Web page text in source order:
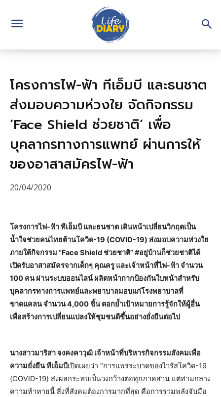
โครงการไฟ-ฟ้า ทีเอ็มบี และธนชาต
ส่งมอบความห่วงใย จัดกิจกรรม
‘Face Shield ช่วยชาติ’ เพื่อ
บุคลากรทางการแพทย์ ผ่านการให้
ของอาสาสมัครไฟ-ฟ้า
20/04/2020
โครงการไฟ-ฟ้า ทีเอ็มบี และธนชาต เดินหน้าเปลี่ยนวิกฤตเป็น
น้ำใจช่วยคนไทยต้านโควิด-19 (COVID-19) ส่งมอบความห่วงใย
ภายใต้กิจกรรม “Face Shield ช่วยชาติ” #อยู่บ้านก็ช่วยชาติได้
เปิดรับอาสาสมัครจากเด็กๆ คุณครู และเจ้าหน้าที่ไฟ-ฟ้า จำนวน
100 คน ผ่านระบบออนไลน์ ผลิตหน้ากากป้องกันใบหน้าสำหรับ
บุคลากรทางการแพทย์และพยาบาลมอบแก่โรงพยาบาลที่
ขาดแคลน จำนวน 4,000 ชิ้น ตอกย้ำเป้าหมายการรู้จักให้ผู้อื่น
เพื่อสร้างการเปลี่ยนแปลงให้ชุมชนดีขึ้นอย่างยั่งยืนต่อไป
นางสาวมาริสา จงคงคาวุฒิ เจ้าหน้าที่บริหารกิจกรรมสังคมเพื่อ
ความยั่งยืน ทีเอ็มบีเปิดเผยว่า “การแพร่ระบาดของไวรัสโควิด-19
(COVID-19) ส่งผลกระทบเป็นวงกว้างต่อทุกภาคส่วน แต่ท่ามกลาง
ความท้าทายนี้ สิ่งที่สังคมต้องการมากที่สุด คือการรวมพลังจับมือ